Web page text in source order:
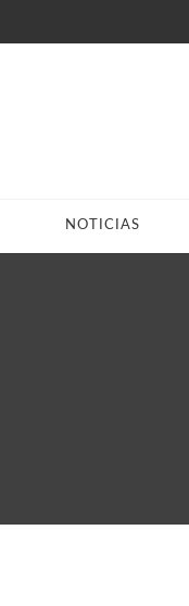
NOTICIAS